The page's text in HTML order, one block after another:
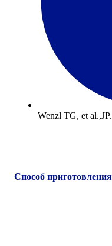
Wenzl TG, et
Способ приготовления